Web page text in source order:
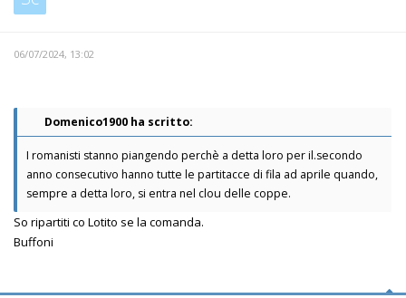
06/07/2024, 13:02
Domenico1900 ha scritto:
I romanisti stanno piangendo perchè a detta loro per il.secondo
anno consecutivo hanno tutte le partitacce di fila ad aprile quando,
sempre a detta loro, si entra nel clou delle coppe.
So ripartiti co Lotito se la comanda.
Buffoni